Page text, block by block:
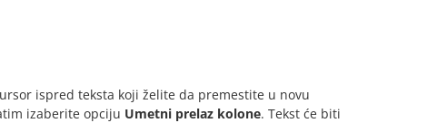
ispred teksta koji želite da premestite u novu
izaberite opciju Umetni prelaz kolone. Tekst će biti